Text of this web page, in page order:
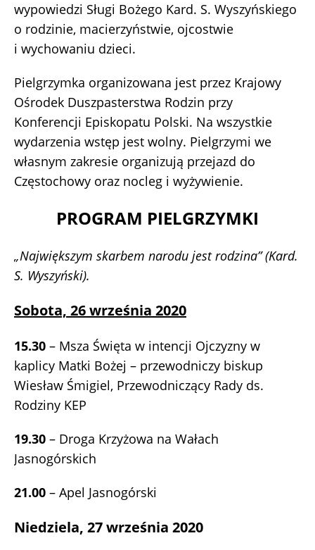
wypowiedzi Sługi Bożego Kard. S. Wyszyńskiego
o rodzinie, macierzyństwie, ojcostwie
i wychowaniu dzieci.
Pielgrzymka organizowana jest przez Krajowy
Ośrodek Duszpasterstwa Rodzin przy
Konferencji Episkopatu Polski. Na wszystkie
wydarzenia wstęp jest wolny. Pielgrzymi we
własnym zakresie organizują przejazd do
Częstochowy oraz nocleg i wyżywienie.
PROGRAM PIELGRZYMKI
„Największym skarbem narodu jest rodzina” (Kard.
S. Wyszyński).
Sobota, 26 września 2020
15.30 – Msza Święta w intencji Ojczyzny w
kaplicy Matki Bożej – przewodniczy biskup
Wiesław Śmigiel, Przewodniczący Rady ds.
Rodziny KEP
19.30 – Droga Krzyżowa na Wałach
Jasnogórskich
21.00 – Apel Jasnogórski
Niedziela, 27 września 2020